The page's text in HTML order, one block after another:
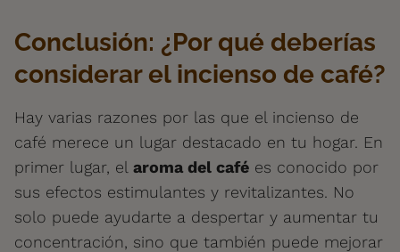
Conclusión: ¿Por qué deberías
considerar el incienso de café?
Hay varias razones por las que el incienso de
café merece un lugar destacado en tu hogar. En
primer lugar, el aroma del café es conocido por
sus efectos estimulantes y revitalizantes. No
solo puede ayudarte a despertar y aumentar tu
concentración, sino que también puede mejorar